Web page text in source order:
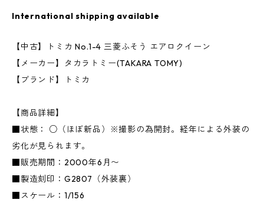
International shipping available
【中古】トミカ No.1-4 三菱ふそう エアロクイーン
【メーカー】タカラトミー(TAKARA TOMY)
【ブランド】トミカ
【商品詳細】
■状態： ○（ほぼ新品）※撮影の為開封。経年による外装の
劣化が見られます。
■販売期間：2000年6月〜
■製造刻印：G2807（外装裏）
■スケール：1/156